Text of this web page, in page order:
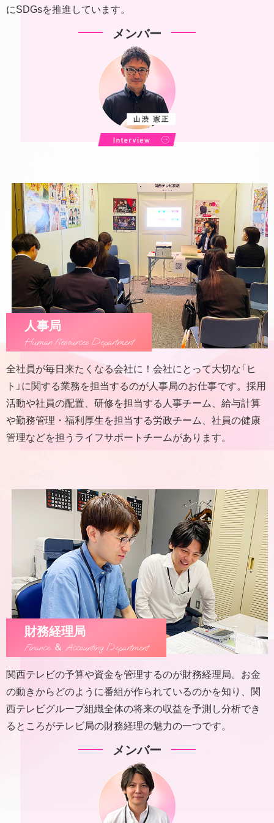
にSDGsを推進しています。
メンバー
人事局
Human Resources Department
全社員が毎日来たくなる会社に！会社にとって大切な「ヒ
ト」に関する業務を担当するのが人事局のお仕事です。採用
活動や社員の配置、研修を担当する人事チーム、給与計算
や勤務管理・福利厚生を担当する労政チーム、社員の健康
管理などを担うライフサポートチームがあります。
財務経理局
Finance ＆ Accounting Department
関西テレビの予算や資金を管理するのが財務経理局。お金
の動きからどのように番組が作られているのかを知り、関
西テレビグループ組織全体の将来の収益を予測し分析でき
るところがテレビ局の財務経理の魅力の一つです。
メンバー